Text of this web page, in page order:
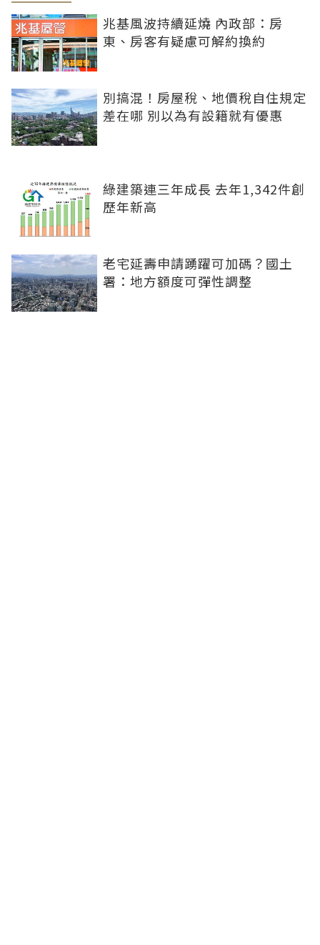
兆基風波持續延燒 內政部：房
東、房客有疑慮可解約換約
別搞混！房屋稅、地價稅自住規定
差在哪 別以為有設籍就有優惠
綠建築連三年成長 去年1,342件創
歷年新高
老宅延壽申請踴躍可加碼？國土
署：地方額度可彈性調整